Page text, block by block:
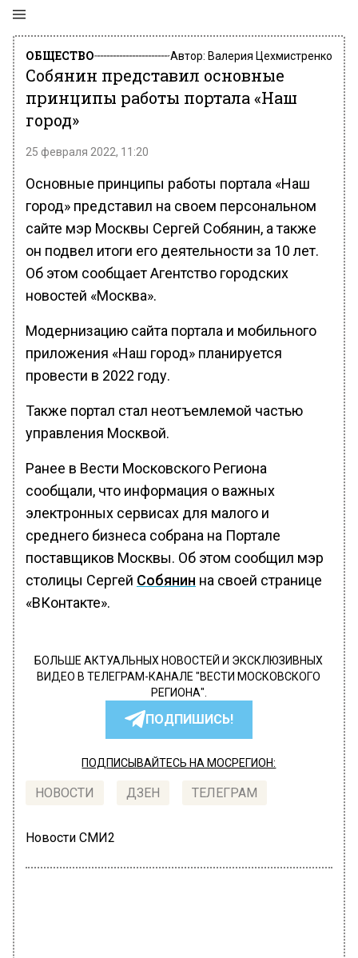
ОБЩЕСТВО Автор: Валерия Цехмистренко
Собянин представил основные
принципы работы портала «Наш
город»
25 февраля 2022, 11:20
Основные принципы работы портала «Наш
город» представил на своем персональном
сайте мэр Москвы Сергей Собянин, а также
он подвел итоги его деятельности за 10 лет.
Об этом сообщает Агентство городских
новостей «Москва».
Модернизацию сайта портала и мобильного
приложения «Наш город» планируется
провести в 2022 году.
Также портал стал неотъемлемой частью
управления Москвой.
Ранее в Вести Московского Региона
сообщали, что информация о важных
электронных сервисах для малого и
среднего бизнеса собрана на Портале
поставщиков Москвы. Об этом сообщил мэр
столицы Сергей Собянин на своей странице
«ВКонтакте».
БОЛЬШЕ АКТУАЛЬНЫХ НОВОСТЕЙ И ЭКСКЛЮЗИВНЫХ
ВИДЕО В ТЕЛЕГРАМ-КАНАЛЕ "ВЕСТИ МОСКОВСКОГО
РЕГИОНА".
ПОДПИШИСЬ!
ПОДПИСЫВАЙТЕСЬ НА МОСРЕГИОН:
НОВОСТИ ДЗЕН ТЕЛЕГРАМ
Новости СМИ2